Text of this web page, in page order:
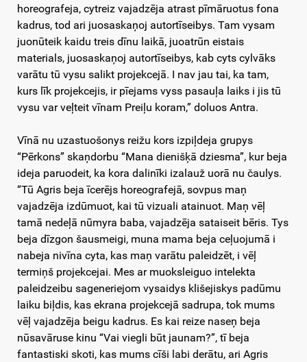
horeografeja, cytreiz vajadzēja atrast pīmāruotus fona
kadrus, tod ari juosaskaņoj autortīseibys. Tam vysam
juonūteik kaidu treis dīnu laikā, juoatrūn eistais
materials, juosaskaņoj autortīseibys, kab cyts cylvāks
varātu tū vysu salikt projekcejā. I nav jau tai, ka tam,
kurs līk projekcejis, ir pīejams vyss pasauļa laiks i jis tū
vysu var veļteit vīnam Preiļu koram,” doluos Antra.
Vīnā nu uzastuošonys reižu kors izpiļdeja grupys
“Pērkons” skaņdorbu “Mana dienišķā dziesma”, kur beja
ideja paruodeit, ka kora dalinīki izalauž uorā nu čaulys.
“Tū Agris beja īcerējs horeografejā, sovpus maņ
vajadzēja izdūmuot, kai tū vizuali atainuot. Maņ vēļ
tamā nedeļā nūmyra baba, vajadzēja sataiseit bēris. Tys
beja dīzgon šausmeigi, muna mama beja ceļuojumā i
nabeja nivīna cyta, kas maņ varātu paleidzēt, i vēļ
termiņš projekcejai. Mes ar muoksleiguo intelekta
paleidzeibu sageneriejom vysaidys klišejiskys padūmu
laiku biļdis, kas ekrana projekcejā sadrupa, tok mums
vēļ vajadzēja beigu kadrus. Es kai reize naseņ beja
nūsavāruse kinu “Vai viegli būt jaunam?”, tī beja
fantastiski skoti, kas mums cīši labi derātu, ari Agris